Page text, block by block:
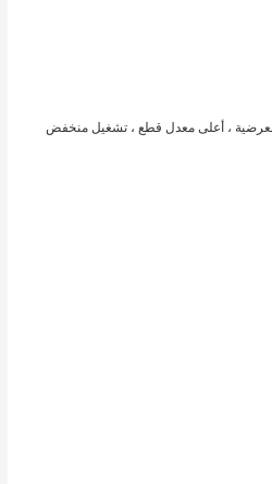
العرضية ، أعلى معدل قطع ، تشغيل منخفض